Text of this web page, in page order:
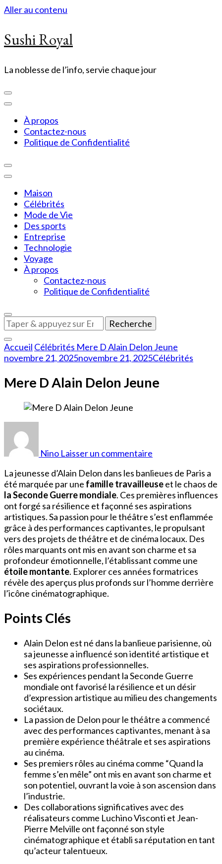
Aller au contenu
Sushi Royal
La noblesse de l’info, servie chaque jour
À propos
Contactez-nous
Politique de Confidentialité
Maison
Célébrités
Mode de Vie
Des sports
Entreprise
Technologie
Voyage
À propos
Contactez-nous
Politique de Confidentialité
Vous
recherchiez
quelque
chose
?
Accueil Célébrités Mere D Alain Delon Jeune
novembre 21, 2025novembre 21, 2025Célébrités
Mere D Alain Delon Jeune
Nino Laisser un commentaire
Alain
Delon
Jeune
La jeunesse d’Alain Delon dans les banlieues de Paris a
été marquée par une famille travailleuseet le chaos de
la Seconde Guerre mondiale. Ces premières influences
ont forgé sa résilience et façonné ses aspirations
artistiques. Sa passion pour le théâtre s’est enflammée
grâce à des performances captivantes, le propulsant
vers des projets de théâtre et de cinéma locaux. Des
rôles marquants ont mis en avant son charme et sa
profondeur émotionnelle, l’établissant comme une
étoile montante. Explorer ces années formatrices
révèle des aperçus plus profonds sur l’homme derrière
l’icône cinématographique.
Points Clés
Alain Delon est né dans la banlieue parisienne, où
sa jeunesse a influencé son identité artistique et
ses aspirations professionnelles.
Ses expériences pendant la Seconde Guerre
mondiale ont favorisé la résilience et un désir
d’expression artistique au milieu des changements
sociétaux.
La passion de Delon pour le théâtre a commencé
avec des performances captivantes, menant à sa
première expérience théâtrale et ses aspirations
au cinéma.
Ses premiers rôles au cinéma comme “Quand la
femme s’en mêle” ont mis en avant son charme et
son potentiel, ouvrant la voie à son ascension dans
l’industrie.
Des collaborations significatives avec des
réalisateurs comme Luchino Visconti et Jean-
Pierre Melville ont façonné son style
cinématographique et établi sa réputation en tant
qu’acteur talentueux.